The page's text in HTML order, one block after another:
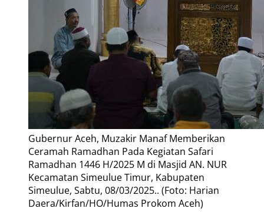
Gubernur Aceh, Muzakir Manaf Memberikan
Ceramah Ramadhan Pada Kegiatan Safari
Ramadhan 1446 H/2025 M di Masjid AN. NUR
Kecamatan Simeulue Timur, Kabupaten
Simeulue, Sabtu, 08/03/2025.. (Foto: Harian
Daera/Kirfan/HO/Humas Prokom Aceh)